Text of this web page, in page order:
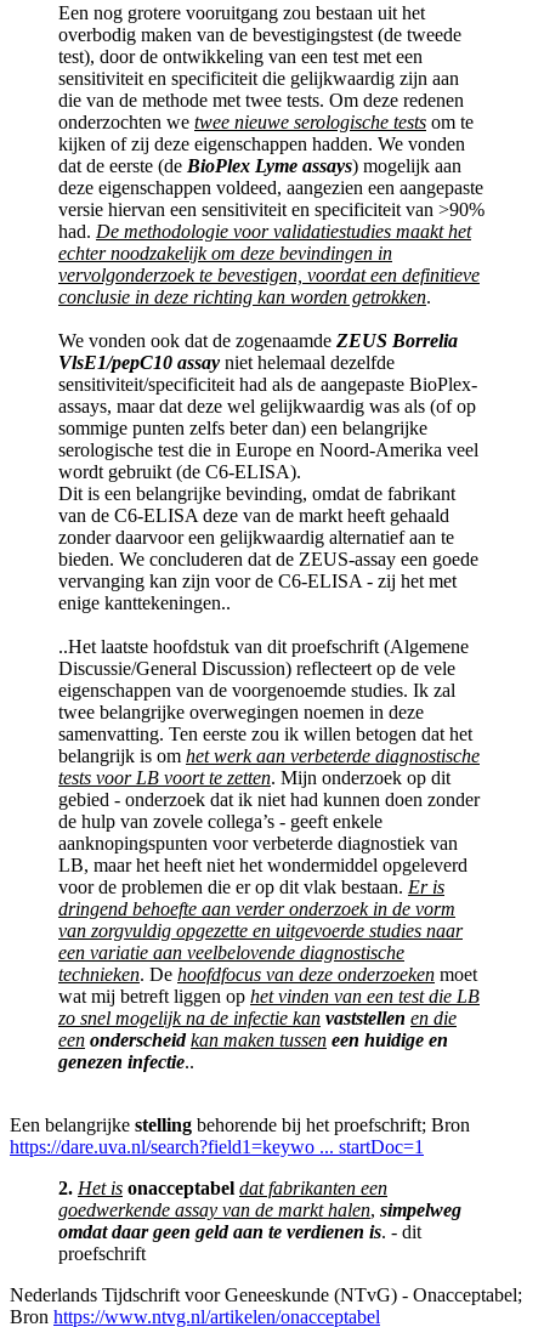
Een nog grotere vooruitgang zou bestaan uit het
overbodig maken van de bevestigingstest (de tweede
test), door de ontwikkeling van een test met een
sensitiviteit en specificiteit die gelijkwaardig zijn aan
die van de methode met twee tests. Om deze redenen
onderzochten we twee nieuwe serologische tests om te
kijken of zij deze eigenschappen hadden. We vonden
dat de eerste (de BioPlex Lyme assays) mogelijk aan
deze eigenschappen voldeed, aangezien een aangepaste
versie hiervan een sensitiviteit en specificiteit van >90%
had. De methodologie voor validatiestudies maakt het
echter noodzakelijk om deze bevindingen in
vervolgonderzoek te bevestigen, voordat een definitieve
conclusie in deze richting kan worden getrokken.
We vonden ook dat de zogenaamde ZEUS Borrelia
VlsE1/pepC10 assay niet helemaal dezelfde
sensitiviteit/specificiteit had als de aangepaste BioPlex-
assays, maar dat deze wel gelijkwaardig was als (of op
sommige punten zelfs beter dan) een belangrijke
serologische test die in Europe en Noord-Amerika veel
wordt gebruikt (de C6-ELISA).
Dit is een belangrijke bevinding, omdat de fabrikant
van de C6-ELISA deze van de markt heeft gehaald
zonder daarvoor een gelijkwaardig alternatief aan te
bieden. We concluderen dat de ZEUS-assay een goede
vervanging kan zijn voor de C6-ELISA - zij het met
enige kanttekeningen..
..Het laatste hoofdstuk van dit proefschrift (Algemene
Discussie/General Discussion) reflecteert op de vele
eigenschappen van de voorgenoemde studies. Ik zal
twee belangrijke overwegingen noemen in deze
samenvatting. Ten eerste zou ik willen betogen dat het
belangrijk is om het werk aan verbeterde diagnostische
tests voor LB voort te zetten. Mijn onderzoek op dit
gebied - onderzoek dat ik niet had kunnen doen zonder
de hulp van zovele collega’s - geeft enkele
aanknopingspunten voor verbeterde diagnostiek van
LB, maar het heeft niet het wondermiddel opgeleverd
voor de problemen die er op dit vlak bestaan. Er is
dringend behoefte aan verder onderzoek in de vorm
van zorgvuldig opgezette en uitgevoerde studies naar
een variatie aan veelbelovende diagnostische
technieken. De hoofdfocus van deze onderzoeken moet
wat mij betreft liggen op het vinden van een test die LB
zo snel mogelijk na de infectie kan vaststellen en die
een onderscheid kan maken tussen een huidige en
genezen infectie..
Een belangrijke stelling behorende bij het proefschrift; Bron
https://dare.uva.nl/search?field1=keywo ... startDoc=1
2. Het is onacceptabel dat fabrikanten een
goedwerkende assay van de markt halen, simpelweg
omdat daar geen geld aan te verdienen is. - dit
proefschrift
Nederlands Tijdschrift voor Geneeskunde (NTvG) - Onacceptabel;
Bron https://www.ntvg.nl/artikelen/onacceptabel